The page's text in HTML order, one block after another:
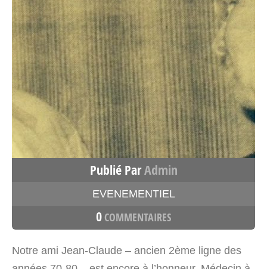
Publié ParAdmin
EVENEMENTIEL
0 COMMENTAIRES
Notre ami Jean-Claude – ancien 2ème ligne des